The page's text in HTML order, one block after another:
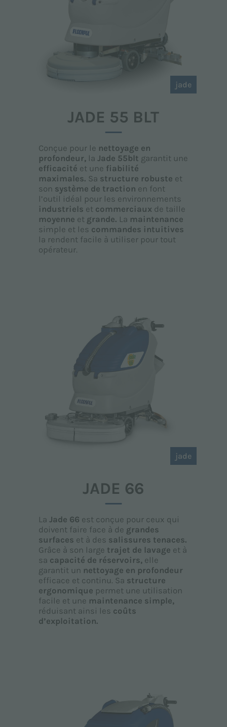
jade
JADE 55 BLT
Conçue pour le nettoyage en
profondeur, laJade 55blt garantit une
efficacité et une fiabilité
maximales. Sa structure robuste et
son système de traction en font
l’outil idéal pour les environnements
industriels et commerciaux de taille
moyenne et grande. La maintenance
simple et les commandes intuitives
la rendent facile à utiliser pour tout
opérateur.
jade
JADE 66
LaJade 66 est conçue pour ceux qui
doivent faire face à de grandes
surfaces et à des salissures tenaces.
Grâce à son large trajet de lavage et à
sa capacité de réservoirs, elle
garantit un nettoyage en profondeur
efficace et continu. Sa structure
ergonomique permet une utilisation
facile et une maintenance simple,
réduisant ainsi les coûts
d’exploitation.